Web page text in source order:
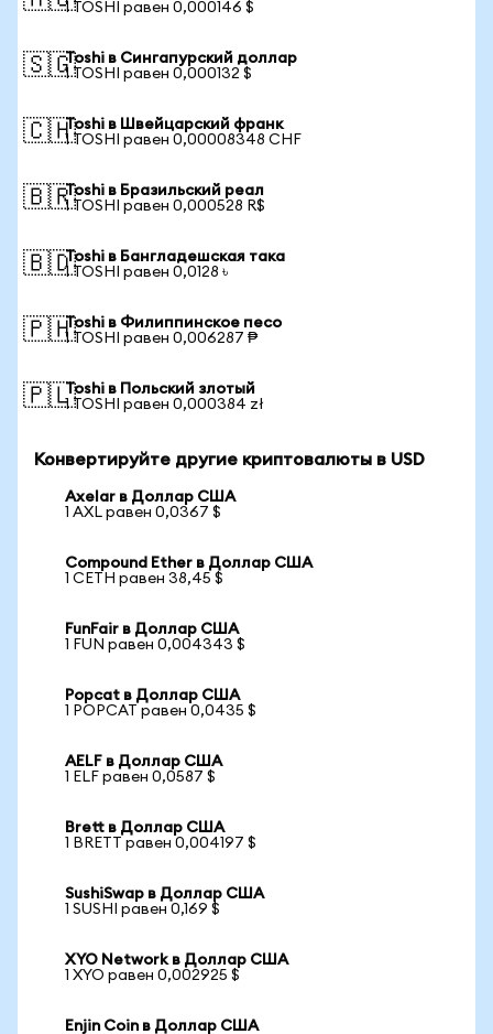
1 TOSHI равен 0,000146 $
🇸🇬Toshi в Сингапурский доллар
1 TOSHI равен 0,000132 $
🇨🇭Toshi в Швейцарский франк
1 TOSHI равен 0,00008348 CHF
🇧🇷Toshi в Бразильский реал
1 TOSHI равен 0,000528 R$
🇧🇩Toshi в Бангладешская така
1 TOSHI равен 0,0128 ৳
🇵🇭Toshi в Филиппинское песо
1 TOSHI равен 0,006287 ₱
🇵🇱Toshi в Польский злотый
1 TOSHI равен 0,000384 zł
Конвертируйте другие криптовалюты в USD
Axelar в Доллар США
1 AXL равен 0,0367 $
Compound Ether в Доллар США
1 CETH равен 38,45 $
FunFair в Доллар США
1 FUN равен 0,004343 $
Popcat в Доллар США
1 POPCAT равен 0,0435 $
AELF в Доллар США
1 ELF равен 0,0587 $
Brett в Доллар США
1 BRETT равен 0,004197 $
SushiSwap в Доллар США
1 SUSHI равен 0,169 $
XYO Network в Доллар США
1 XYO равен 0,002925 $
Enjin Coin в Доллар США